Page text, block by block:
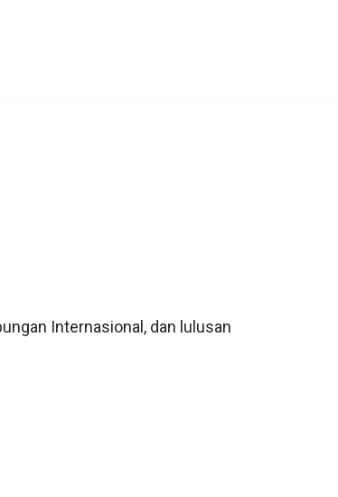
Internasional, dan lulusan